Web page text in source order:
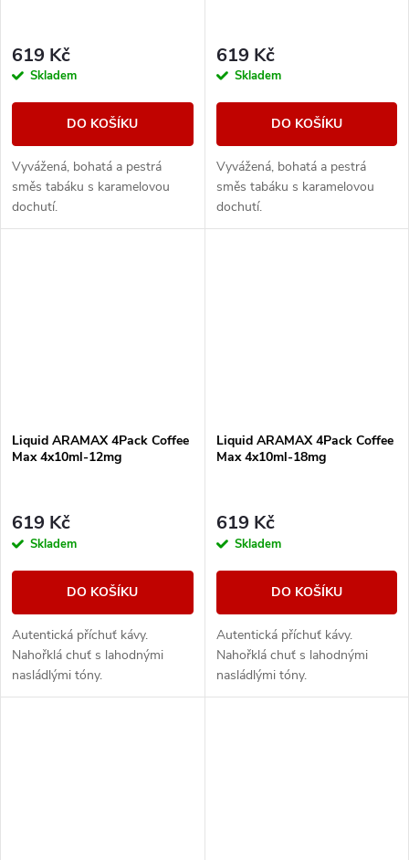
619 Kč
Skladem
DO KOŠÍKU
Vyvážená, bohatá a pestrá
směs tabáku s karamelovou
dochutí.
619 Kč
Skladem
DO KOŠÍKU
Vyvážená, bohatá a pestrá
směs tabáku s karamelovou
dochutí.
Liquid ARAMAX 4Pack Coffee
Max 4x10ml-12mg
619 Kč
Skladem
DO KOŠÍKU
Autentická příchuť kávy.
Nahořklá chuť s lahodnými
nasládlými tóny.
Liquid ARAMAX 4Pack Coffee
Max 4x10ml-18mg
619 Kč
Skladem
DO KOŠÍKU
Autentická příchuť kávy.
Nahořklá chuť s lahodnými
nasládlými tóny.